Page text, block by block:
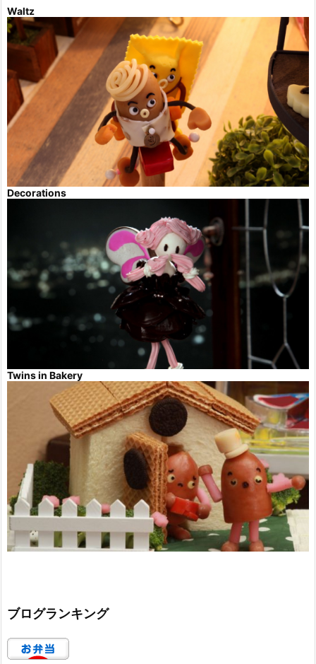
Waltz
Decorations
Twins in Bakery
ブログランキング